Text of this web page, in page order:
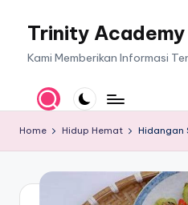
Trinity Academy
Kami Memberikan Informasi
Home Hidup Hemat Hidangan